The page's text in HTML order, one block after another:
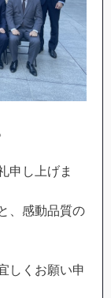
申し上げま
、感動品質の
しくお願い申